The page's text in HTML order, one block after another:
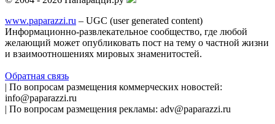
www.paparazzi.ru – UGC (user generated content)
Информационно-развлекательное сообщество, где любой
желающий может опубликовать пост на тему о частной жизни
и взаимоотношениях мировых знаменитостей.
Обратная связь
| По вопросам размещения коммерческих новостей:
info@paparazzi.ru
| По вопросам размещения рекламы: adv@paparazzi.ru